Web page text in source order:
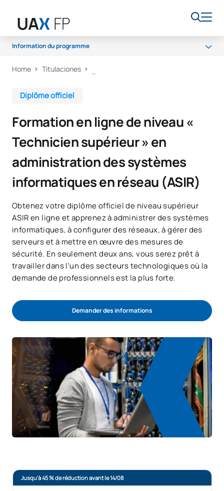
Information du programme
Programme
Débouchés professionnels
Home Titulaciones
Diplôme officiel
Formation en ligne de niveau «
Technicien supérieur » en
administration des systèmes
informatiques en réseau (ASIR)
Obtenez votre diplôme officiel de niveau supérieur
ASIR en ligne et apprenez à administrer des systèmes
informatiques, à configurer des réseaux, à gérer des
serveurs et à mettre en œuvre des mesures de
sécurité. En seulement deux ans, vous serez prêt à
travailler dans l'un des secteurs technologiques où la
demande de professionnels est la plus forte.
Demander des informations
Jusqu'à 45 % de réduction avant le 14/08